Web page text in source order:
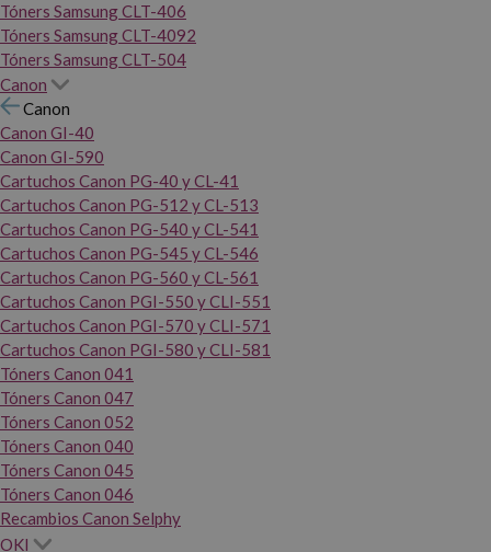
Tóners Samsung CLT-406
Tóners Samsung CLT-4092
Tóners Samsung CLT-504
Canon
Canon
Canon GI-40
Canon GI-590
Cartuchos Canon PG-40 y CL-41
Cartuchos Canon PG-512 y CL-513
Cartuchos Canon PG-540 y CL-541
Cartuchos Canon PG-545 y CL-546
Cartuchos Canon PG-560 y CL-561
Cartuchos Canon PGI-550 y CLI-551
Cartuchos Canon PGI-570 y CLI-571
Cartuchos Canon PGI-580 y CLI-581
Tóners Canon 041
Tóners Canon 047
Tóners Canon 052
Tóners Canon 040
Tóners Canon 045
Tóners Canon 046
Recambios Canon Selphy
OKI